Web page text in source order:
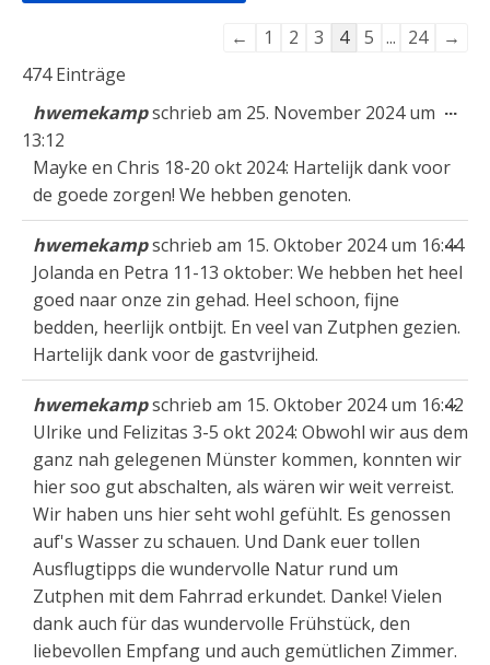
Navigation
← 1 2 3 4 5 ... 24
→
474 Einträge
hwemekampschrieb am 25. November 2024 um
13:12
Mayke en Chris 18-20 okt 2024: Hartelijk dank voor
de goede zorgen! We hebben genoten.
...
hwemekampschrieb am 15. Oktober 2024 um 16:44
Jolanda en Petra 11-13 oktober: We hebben het heel
goed naar onze zin gehad. Heel schoon, fijne
bedden, heerlijk ontbijt. En veel van Zutphen gezien.
Hartelijk dank voor de gastvrijheid.
...
hwemekampschrieb am 15. Oktober 2024 um 16:42
Ulrike und Felizitas 3-5 okt 2024: Obwohl wir aus dem
ganz nah gelegenen Münster kommen, konnten wir
hier soo gut abschalten, als wären wir weit verreist.
Wir haben uns hier seht wohl gefühlt. Es genossen
auf's Wasser zu schauen. Und Dank euer tollen
Ausflugtipps die wundervolle Natur rund um
Zutphen mit dem Fahrrad erkundet. Danke! Vielen
dank auch für das wundervolle Frühstück, den
liebevollen Empfang und auch gemütlichen Zimmer.
...